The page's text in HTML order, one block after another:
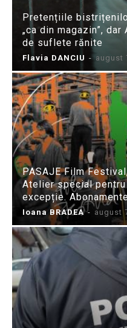
Pretențiile
„ca din magazin”,
de suflete rănite
Flavia DANCIU - august
PASAJE Film
Atelier special
excepție.
Ioana BRADEA - august